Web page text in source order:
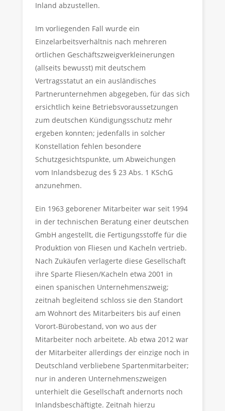
Inland abzustellen.
Im vorliegenden Fall wurde ein
Einzelarbeitsverhältnis nach mehreren
örtlichen Geschäftszweigverkleinerungen
(allseits bewusst) mit deutschem
Vertragsstatut an ein ausländisches
Partnerunternehmen abgegeben, für das sich
ersichtlich keine Betriebsvoraussetzungen
zum deutschen Kündigungsschutz mehr
ergeben konnten; jedenfalls in solcher
Konstellation fehlen besondere
Schutzgesichtspunkte, um Abweichungen
vom Inlandsbezug des § 23 Abs. 1 KSchG
anzunehmen.
Ein 1963 geborener Mitarbeiter war seit 1994
in der technischen Beratung einer deutschen
GmbH angestellt, die Fertigungsstoffe für die
Produktion von Fliesen und Kacheln vertrieb.
Nach Zukäufen verlagerte diese Gesellschaft
ihre Sparte Fliesen/Kacheln etwa 2001 in
einen spanischen Unternehmenszweig;
zeitnah begleitend schloss sie den Standort
am Wohnort des Mitarbeiters bis auf einen
Vorort-Bürobestand, von wo aus der
Mitarbeiter noch arbeitete. Ab etwa 2012 war
der Mitarbeiter allerdings der einzige noch in
Deutschland verbliebene Spartenmitarbeiter;
nur in anderen Unternehmenszweigen
unterhielt die Gesellschaft andernorts noch
Inlandsbeschäftigte. Zeitnah hierzu